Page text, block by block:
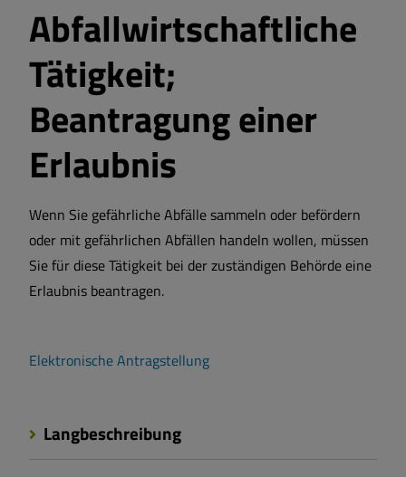
Abfallwirtschaftliche
Tätigkeit;
Beantragung einer
Erlaubnis
Wenn Sie gefährliche Abfälle sammeln oder befördern
oder mit gefährlichen Abfällen handeln wollen, müssen
Sie für diese Tätigkeit bei der zuständigen Behörde eine
Erlaubnis beantragen.
Elektronische Antragstellung
Langbeschreibung